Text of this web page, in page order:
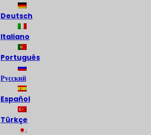
Deutsch
Italiano
Português
Русский
Español
Türkçe